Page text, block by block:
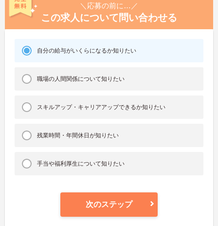
＼応募の前に…／
この求人について問い合わせる
自分の給与がいくらになるか知りたい
職場の人間関係について知りたい
スキルアップ・キャリアアップできるか知りたい
残業時間・年間休日が知りたい
手当や福利厚生について知りたい
次のステップ